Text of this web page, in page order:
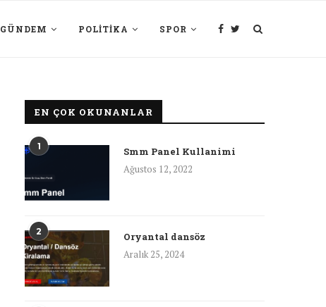
GÜNDEM POLITIKA SPOR
EN ÇOK OKUNANLAR
1
Smm Panel Kullanimi
Ağustos 12, 2022
2
Oryantal dansöz
Aralık 25, 2024